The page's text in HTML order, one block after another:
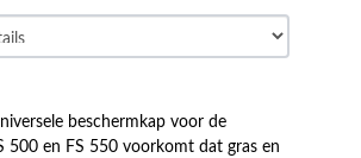
beschermkap voor de
500 en FS 550 voorkomt dat gras en